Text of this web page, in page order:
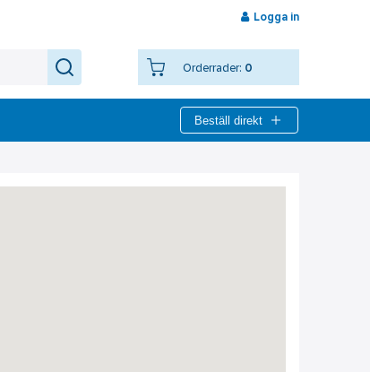
Logga in
Orderrader: 0
Beställ direkt